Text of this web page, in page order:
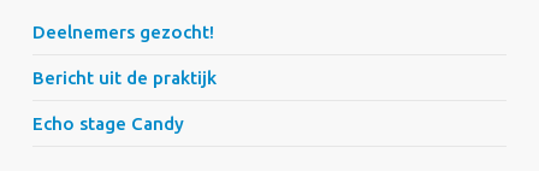
Deelnemers gezocht!
Bericht uit de praktijk
Echo stage Candy